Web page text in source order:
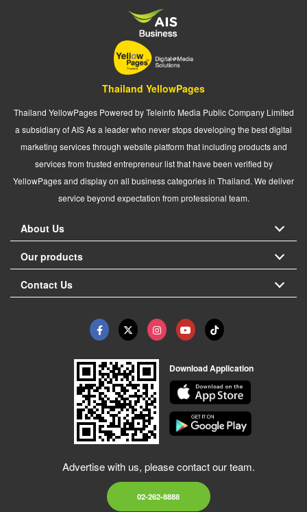
Thailand YellowPages
Thailand YellowPages Powered by Teleinfo Media Public Company Limited
a subsidiary of AIS As a leader who never stops developing the best digital
marketing services through website platform that including products and
services from trusted entrepreneur list that have been verified by
YellowPages and display on all business categories in Thailand. We deliver
service beyond expectation from professional team.
About Us
Our products
Contact Us
Download Application
Advertise with us, please contact our team.
02-262-8888